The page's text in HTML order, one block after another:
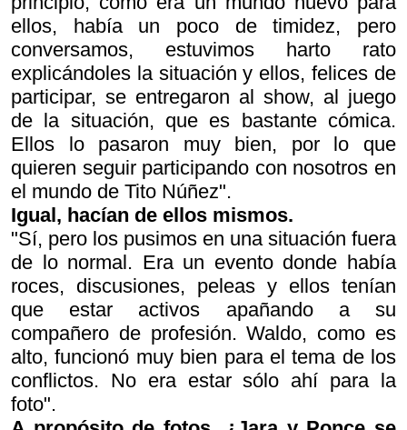
ellos, había un poco de timidez, pero
conversamos, estuvimos harto rato
explicándoles la situación y ellos, felices de
participar, se entregaron al show, al juego
de la situación, que es bastante cómica.
Ellos lo pasaron muy bien, por lo que
quieren seguir participando con nosotros en
el mundo de Tito Núñez".
Igual, hacían de ellos mismos.
"Sí, pero los pusimos en una situación fuera
de lo normal. Era un evento donde había
roces, discusiones, peleas y ellos tenían
que estar activos apañando a su
compañero de profesión. Waldo, como es
alto, funcionó muy bien para el tema de los
conflictos. No era estar sólo ahí para la
foto".